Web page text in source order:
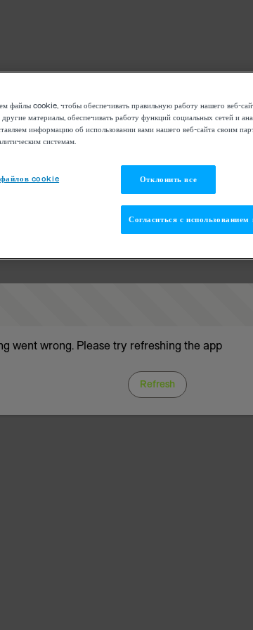
went wrong. Please try refreshing the app
Refresh
файлы cookie, чтобы обеспечивать правильную работу нашего веб-
другие материалы, обеспечивать работу функций социальных сетей и
информацию об использовании вами нашего веб-сайта своим
системам.
cookie Отклонить все
Согласиться с